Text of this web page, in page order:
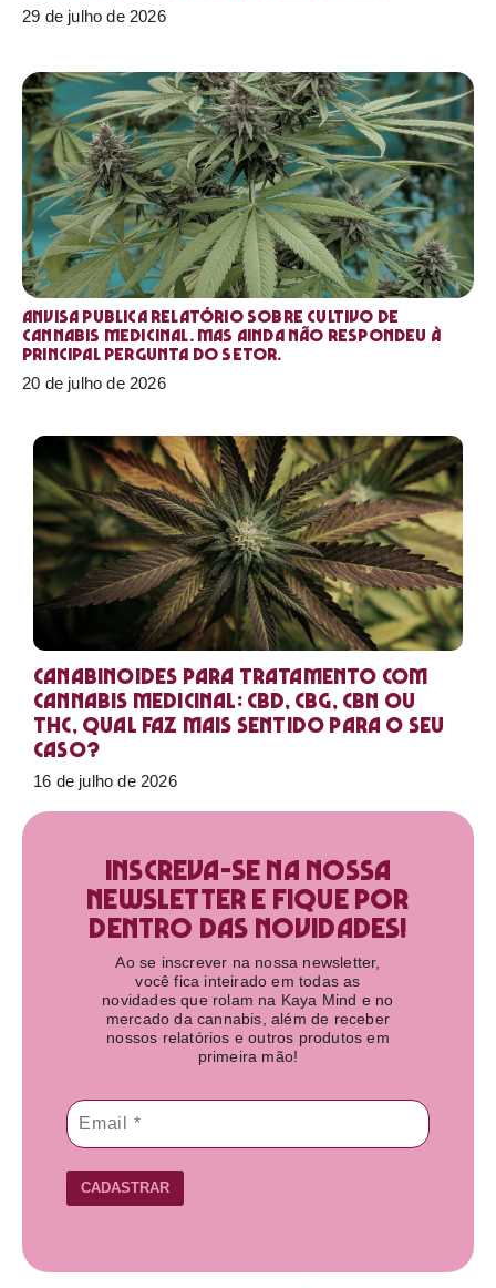
29 de julho de 2026
Anvisa publica relatório sobre cultivo de
Cannabis medicinal. Mas ainda não respondeu à
principal pergunta do setor.
20 de julho de 2026
Canabinoides para tratamento com
cannabis medicinal: CBD, CBG, CBN ou
THC, qual faz mais sentido para o seu
caso?
16 de julho de 2026
Inscreva-se na nossa
newsletter e fique por
dentro das novidades!​
Ao se inscrever na nossa newsletter,
você fica inteirado em todas as
novidades que rolam na Kaya Mind e no
mercado da cannabis, além de receber
nossos relatórios e outros produtos em
primeira mão!
CADASTRAR